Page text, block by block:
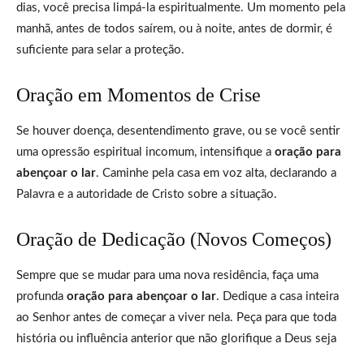
dias, você precisa limpá-la espiritualmente. Um momento pela
manhã, antes de todos saírem, ou à noite, antes de dormir, é
suficiente para selar a proteção.
Oração em Momentos de Crise
Se houver doença, desentendimento grave, ou se você sentir
uma opressão espiritual incomum, intensifique a oração para
abençoar o lar. Caminhe pela casa em voz alta, declarando a
Palavra e a autoridade de Cristo sobre a situação.
Oração de Dedicação (Novos Começos)
Sempre que se mudar para uma nova residência, faça uma
profunda oração para abençoar o lar. Dedique a casa inteira
ao Senhor antes de começar a viver nela. Peça para que toda
história ou influência anterior que não glorifique a Deus seja